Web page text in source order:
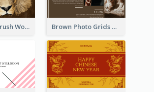
Lion Photo Brush World Wildlife Day Greeting Card Brown Photo Grids World Wildlife Day Greeting Card